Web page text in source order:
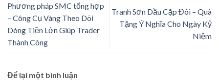
Phương pháp SMC tổng hợp
– Công Cụ Vàng Theo Dõi
Dòng Tiền Lớn Giúp Trader
Thành Công
Tranh Sơn Dầu Cặp Đôi – Quà
Tặng Ý Nghĩa Cho Ngày Kỷ
Niệm
Để lại một bình luận